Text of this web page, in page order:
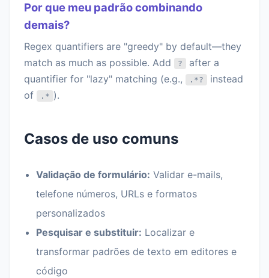
Por que meu padrão combinando
demais?
Regex quantifiers are "greedy" by default—they
match as much as possible. Add
?
after a
quantifier for "lazy" matching (e.g.,
.*?
instead
of
.* ).
Casos de uso comuns
Validação de formulário: Validar e-mails,
telefone números, URLs e formatos
personalizados
Pesquisar e substituir: Localizar e
transformar padrões de texto em editores e
código